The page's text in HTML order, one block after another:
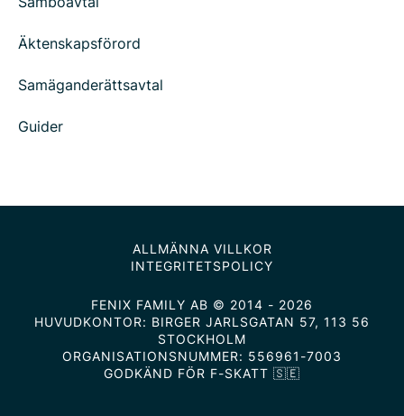
Äktenskapsförord
Samäganderättsavtal
Guider
ALLMÄNNA VILLKOR
INTEGRITETSPOLICY
FENIX FAMILY AB © 2014 - 2026
HUVUDKONTOR: BIRGER JARLSGATAN 57, 113 56
STOCKHOLM
ORGANISATIONSNUMMER: 556961-7003
GODKÄND FÖR F-SKATT 🇸🇪